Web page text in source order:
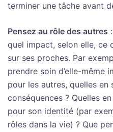
terminer une tâche avant
Pensez au rôle des autres
quel impact, selon elle, ce
sur ses proches. Par
prendre soin d’elle-même
pour les autres, quelles en
conséquences ? Quelles
pour son identité (par
rôles dans la vie) ? Que